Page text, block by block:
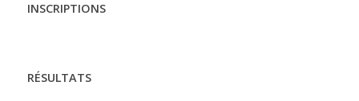
INSCRIPTIONS
RÉSULTATS